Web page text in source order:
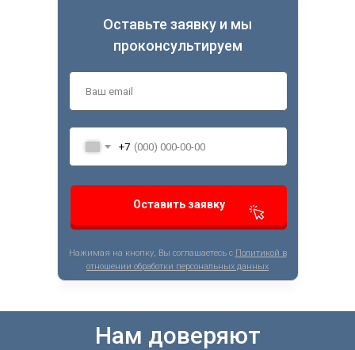
Оставить заявку
Нажимая на кнопку, Вы соглашаетесь с Политикой в
отношении обработки персональных данных
+7
Оставьте заявку и мы
проконсультируем
Нам доверяют